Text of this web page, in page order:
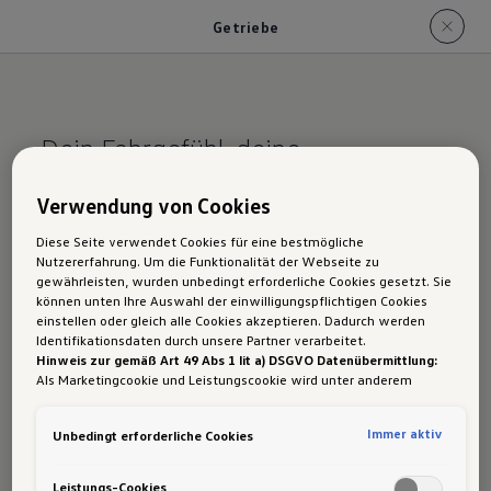
Getriebe
Dein Fahrgefühl, deine
VW ID.4 GTX
Getriebe: Automatik
Der ID.4 GTX verbindet elektrischen
vollelektrischen Antriebs wird ohne
Verwendung von Cookies
Diese Seite verwendet Cookies für eine bestmögliche
Nutzererfahrung. Um die Funktionalität der Webseite zu
gewährleisten, wurden unbedingt erforderliche Cookies gesetzt. Sie
können unten Ihre Auswahl der einwilligungspflichtigen Cookies
einstellen oder gleich alle Cookies akzeptieren. Dadurch werden
Identifikationsdaten durch unsere Partner verarbeitet.
Hinweis zur gemäß Art 49 Abs 1 lit a) DSGVO Datenübermittlung:
Als Marketingcookie und Leistungscookie wird unter anderem
Daten in die USA (insbesondere dort an die Google LLC) weitergibt.
Unbedingt erforderliche Cookies Immer aktiv
Leistungs-Cookies